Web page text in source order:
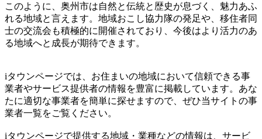
このように、奥州市は自然と伝統と歴史が息づく、魅力あふ
れる地域と言えます。地域おこし協力隊の発足や、移住者同
士の交流会も積極的に開催されており、今後はより活力のあ
る地域へと成長が期待できます。
iタウンページでは、お住まいの地域において信頼できる事
業者やサービス提供者の情報を豊富に掲載しています。あな
たに適切な事業者を簡単に探せますので、ぜひ当サイトの事
業者一覧をご覧ください。
iタウンページで提供する地域・業種などの情報は、サービ